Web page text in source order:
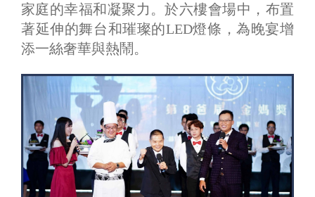
家庭的幸福和凝聚力。於六樓會場中，布置
著延伸的舞台和璀璨的LED燈條，為晚宴增
添一絲奢華與熱鬧。